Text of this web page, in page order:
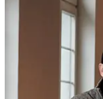
Lifestyle